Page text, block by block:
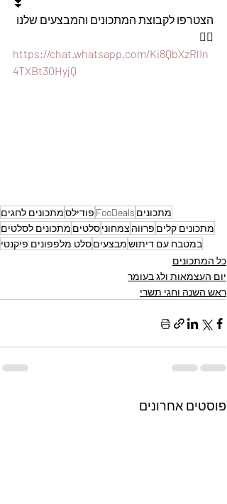
הצטרפו לקבוצת המתכונים והמבצעים שלנו
👇🏽
https://chat.whatsapp.com/Ki8QbXzRlIn
4TXBt30HyjQ
מתכונים FooDeals פודילסמתכונים לחגים
מתכונים קלים פרווה צמחוניסלטים מתכונים לסלטים
במטבח עם דיתושמבצעיםסלט מלפפונים פיקנטי
כל המתכונים
יום העצמאות ולג בעומר
ראש השנה וחגי תשרי
פוסטים אחרונים